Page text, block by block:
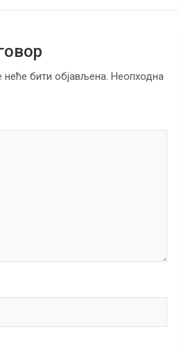
бити објављена. Неопходна